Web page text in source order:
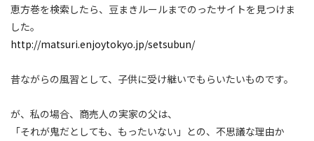
恵方巻を検索したら、豆まきルールまでのったサイトを見つけま
した。
http://matsuri.enjoytokyo.jp/setsubun/
昔ながらの風習として、子供に受け継いでもらいたいものです。
が、私の場合、商売人の実家の父は、
「それが鬼だとしても、もったいない」との、不思議な理由か